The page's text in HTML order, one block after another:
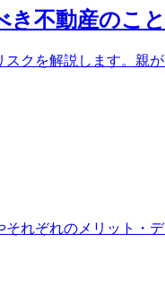
き不動産のこと
クを解説します。親
れぞれのメリット・